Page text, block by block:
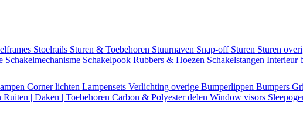
Stoelrails Sturen & Toebehoren Stuurnaven Snap-off Sturen Sturen
Schakelmechanisme Schakelpook Rubbers & Hoezen Schakelstangen Interieur
Corner lichten Lampensets Verlichting overige Bumperlippen Bumpers
Ruiten | Daken | Toebehoren Carbon & Polyester delen Window visors